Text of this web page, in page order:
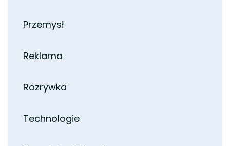
Przemysł
Reklama
Rozrywka
Technologie